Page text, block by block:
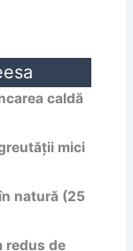
caldă
mici
natură (25
redus de